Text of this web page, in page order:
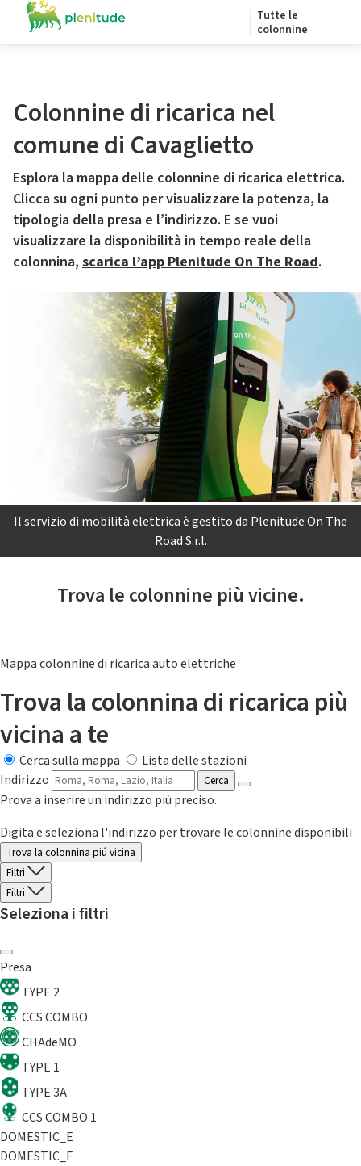
Tutte le
colonnine
Colonnine di ricarica nel
comune di Cavaglietto
Esplora la mappa delle colonnine di ricarica elettrica.
Clicca su ogni punto per visualizzare la potenza, la
tipologia della presa e l’indirizzo. E se vuoi
visualizzare la disponibilità in tempo reale della
colonnina, scarica l’app Plenitude On The Road.
Il servizio di mobilità elettrica è gestito da Plenitude On The
Road S.r.l.
Trova le colonnine più vicine.
Mappa colonnine di ricarica auto elettriche
Trova la colonnina di ricarica più
vicina a te
Cerca sulla mappa
Lista delle stazioni
Indirizzo
Cerca
Prova a inserire un indirizzo più preciso.
Digita e seleziona l'indirizzo per trovare le colonnine disponibili
Trova la colonnina piú vicina
Filtri
Filtri
Seleziona i filtri
Presa
TYPE 2
CCS COMBO
CHAdeMO
TYPE 1
TYPE 3A
CCS COMBO 1
DOMESTIC_E
DOMESTIC_F